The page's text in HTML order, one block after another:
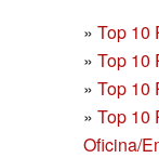
» Top 10
» Top 10
» Top 10
» Top 10
Oficina/